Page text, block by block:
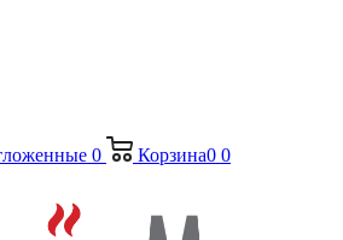
0 Корзина0 0